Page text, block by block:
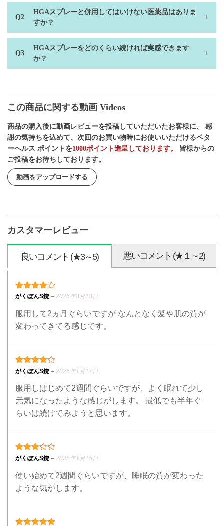
HGAスプレーと併用してはいけない医薬品はありま
すか？
HGAスプレーをどのくらい続ければ実感できます
か？
この商品に関する動画 Videos
商品の購入後に動画レビューを投稿していただいたお客様に、 感
謝の気持ちを込めて、次回のお買い物時にお使いいただけるベタ
ーヘルス ポイントを1000ポイント進呈しております。
皆様からの
ご投稿をお待ちしております。
動画をアップロードする
カスタマーレビュー
良いコメント (★3～5) 悪いコメント (★１～2)
4段階中4の評価
がくぽんS錠 – 2025年3月13日
服用して2ヵ月ぐらいですが なんとなく髪や肌の質が
変わってきてる感じです。
4段階中4の評価
がくぽんS錠 – 2025年1月17日
服用しはじめて2週間ぐらいですが、よく眠れて少し
元気になったような感じがします。 最低でも半年ぐ
らいは続けてみようと思います。
3段階中3の評価
がくぽんS錠 – 2025年1月15日
使い始めて2週間ぐらいですが、睡眠の質が変わった
ような気がします。